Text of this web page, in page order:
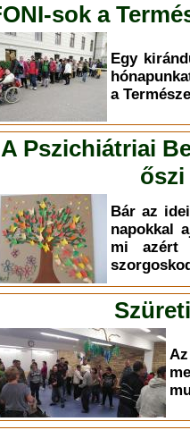
sok a
Egy
a
A Pszichiátriai
Bár az
napokkal
mi